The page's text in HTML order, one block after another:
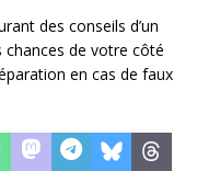
des conseils d’un
de votre côté
en cas de faux